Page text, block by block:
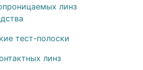
линз
тест-полоски
линз